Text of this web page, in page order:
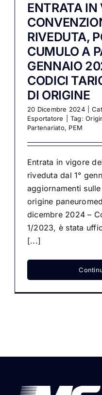
ENTRATA IN
RIVEDUTA,
CUMULO A
GENNAIO
CODICI
DI ORIGINE
20 Dicembre 2024
Esportatore
Tag:
Partenariato, PEM
Entrata in vigore
riveduta dal 1°
aggiornamenti
origine
dicembre 2024 –
1/2023, è stata
[...]